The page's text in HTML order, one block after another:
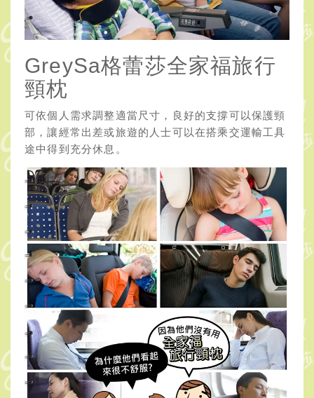
GreySa格蕾莎全家福旅行
頸枕
可依個人需求調整適當尺寸，良好的支撐可以保護頸
部，讓經常出差或旅遊的人士可以在搭乘交運輸工具
途中得到充分休息。